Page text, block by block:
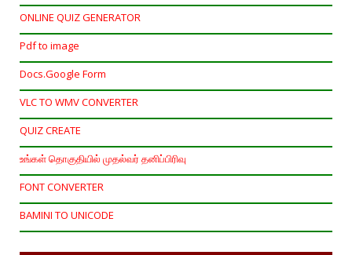
ONLINE QUIZ GENERATOR
Pdf to image
Docs.Google Form
VLC TO WMV CONVERTER
QUIZ CREATE
உங்கள் தொகுதியில் முதல்வர் தனிப்பிரிவு
FONT CONVERTER
BAMINI TO UNICODE